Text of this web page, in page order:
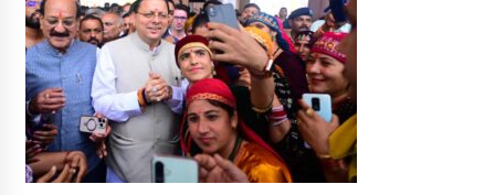
May 16, 2022
Thought Of The Day 14 May
May 14, 2022
Thought Of The Day 13 May